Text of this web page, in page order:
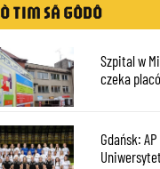
Ò TIM SÃ GÔDÔ
Szpital w
czeka
Gdańsk: